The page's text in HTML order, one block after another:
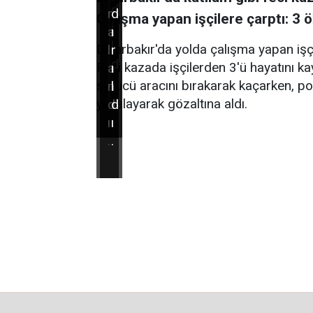
Çalışma yapan işçilere çarptı: 3
Diyarbakır'da yolda çalışma yapan
Feci kazada işçilerden 3'ü hayatını
sürücü aracını bırakarak kaçarken,
yakalayarak gözaltına aldı.
d
i
l
d
i
.
r
a
l
a
n
d
ı
.
d
ı
r
ı
l
d
ı
.